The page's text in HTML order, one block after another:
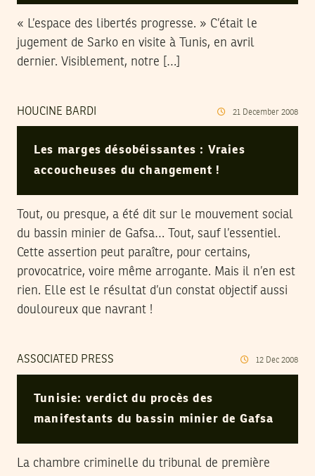
« L’espace des libertés progresse. » C’était le
jugement de Sarko en visite à Tunis, en avril
dernier. Visiblement, notre […]
HOUCINE BARDI 21 December 2008
Les marges désobéissantes : Vraies
accoucheuses du changement !
Tout, ou presque, a été dit sur le mouvement social
du bassin minier de Gafsa… Tout, sauf l’essentiel.
Cette assertion peut paraître, pour certains,
provocatrice, voire même arrogante. Mais il n’en est
rien. Elle est le résultat d’un constat objectif aussi
douloureux que navrant !
ASSOCIATED PRESS 12 Dec 2008
Tunisie: verdict du procès des
manifestants du bassin minier de Gafsa
La chambre criminelle du tribunal de première